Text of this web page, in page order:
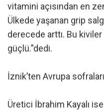
vitamini açısından en
Ülkede yaşanan grip
derecede arttı. Bu
güçlü.”dedi.
İznik’ten Avrupa
Üretici İbrahim Kayalı